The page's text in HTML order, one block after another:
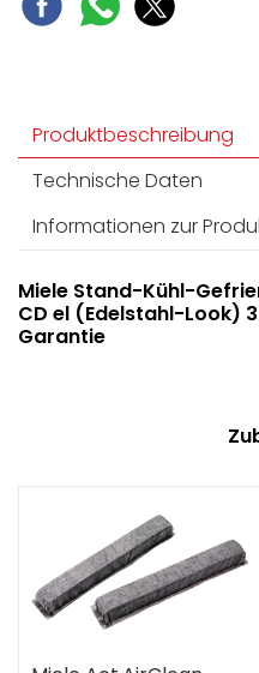
Produktbeschreibung
Technische Daten
Informationen zur
Miele Stand-Kühl-
CD el (Edelstahl-Look)
Garantie